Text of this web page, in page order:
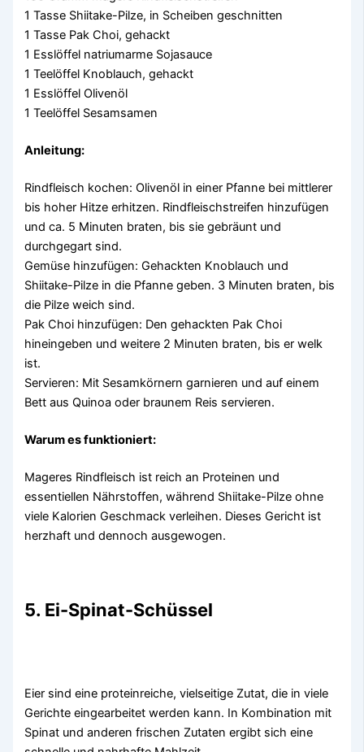
1 Tasse Shiitake-Pilze, in Scheiben geschnitten
1 Tasse Pak Choi, gehackt
1 Esslöffel natriumarme Sojasauce
1 Teelöffel Knoblauch, gehackt
1 Esslöffel Olivenöl
1 Teelöffel Sesamsamen
Anleitung:
Rindfleisch kochen: Olivenöl in einer Pfanne bei mittlerer
bis hoher Hitze erhitzen. Rindfleischstreifen hinzufügen
und ca. 5 Minuten braten, bis sie gebräunt und
durchgegart sind.
Gemüse hinzufügen: Gehackten Knoblauch und
Shiitake-Pilze in die Pfanne geben. 3 Minuten braten, bis
die Pilze weich sind.
Pak Choi hinzufügen: Den gehackten Pak Choi
hineingeben und weitere 2 Minuten braten, bis er welk
ist.
Servieren: Mit Sesamkörnern garnieren und auf einem
Bett aus Quinoa oder braunem Reis servieren.
Warum es funktioniert:
Mageres Rindfleisch ist reich an Proteinen und
essentiellen Nährstoffen, während Shiitake-Pilze ohne
viele Kalorien Geschmack verleihen. Dieses Gericht ist
herzhaft und dennoch ausgewogen.
5. Ei-Spinat-Schüssel
Eier sind eine proteinreiche, vielseitige Zutat, die in viele
Gerichte eingearbeitet werden kann. In Kombination mit
Spinat und anderen frischen Zutaten ergibt sich eine